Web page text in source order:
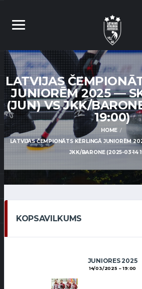
LATVIJAS
JUNIORĒM 2025 —
(JUN) VS JKK/
19:00)
HOME
LATVIJAS ČEMPIONĀTS KĒRLINGĀ JUNIORĒM
JKK/BARONE (2025-03-14
KOPSAVILKUMS
JUNIORES 2025
14/03/2025 19:00